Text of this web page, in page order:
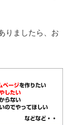
りましたら、お